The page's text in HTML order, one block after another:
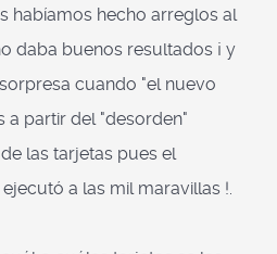
habíamos hecho arreglos al
daba buenos resultados ¡ y
cuando "el nuevo
partir del "desorden"
las tarjetas pues el
a las mil maravillas !.